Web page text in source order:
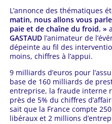
L’annonce des thématiques
matin, nous allons vous
paie et de chaîne du froid. »
GASTAUDl’animateur de
dépeinte au fil des
moins, chiffres à l’appui.
9 milliards d’euros pour
base de 160 milliards de
entreprise, la fraude interne
près de 5% du chiffres
sait que la France compte
libéraux et 2 millions